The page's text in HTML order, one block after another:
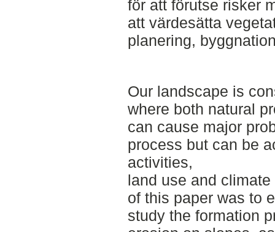
för att förutse risker
att värdesätta
planering,
Our landscape is
where both natural
can cause major
process but can be
activities,
land use and
of this paper was to
study the formation